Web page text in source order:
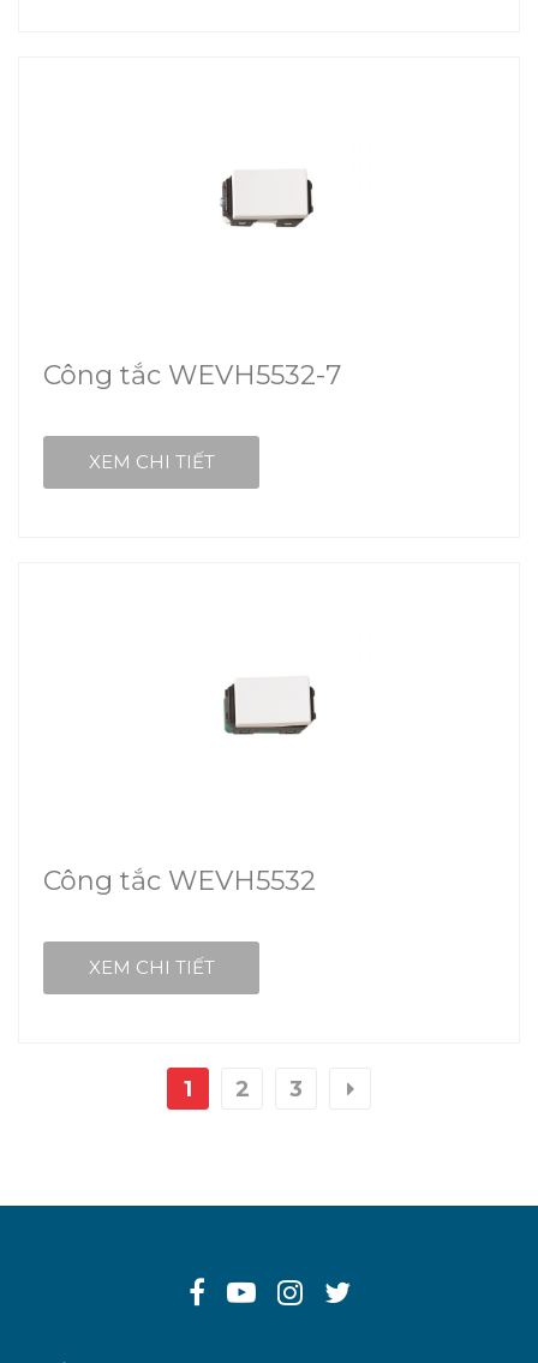
Công tắc WEVH5532-7
XEM CHI TIẾT
Công tắc WEVH5532
XEM CHI TIẾT
1 2 3